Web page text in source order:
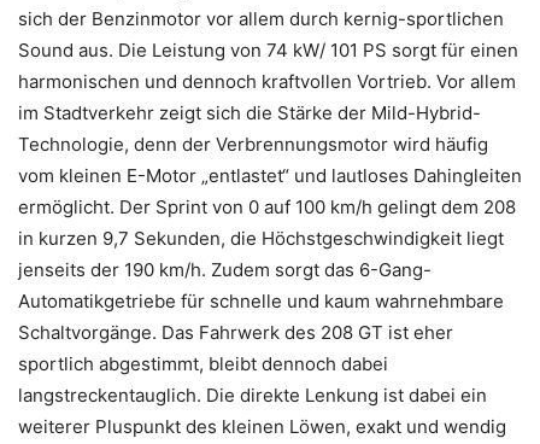
sich der Benzinmotor vor allem durch kernig-sportlichen
Sound aus. Die Leistung von 74 kW/ 101 PS sorgt für einen
harmonischen und dennoch kraftvollen Vortrieb. Vor allem
im Stadtverkehr zeigt sich die Stärke der Mild-Hybrid-
Technologie, denn der Verbrennungsmotor wird häufig
vom kleinen E-Motor „entlastet“ und lautloses Dahingleiten
ermöglicht. Der Sprint von 0 auf 100 km/h gelingt dem 208
in kurzen 9,7 Sekunden, die Höchstgeschwindigkeit liegt
jenseits der 190 km/h. Zudem sorgt das 6-Gang-
Automatikgetriebe für schnelle und kaum wahrnehmbare
Schaltvorgänge. Das Fahrwerk des 208 GT ist eher
sportlich abgestimmt, bleibt dennoch dabei
langstreckentauglich. Die direkte Lenkung ist dabei ein
weiterer Pluspunkt des kleinen Löwen, exakt und wendig